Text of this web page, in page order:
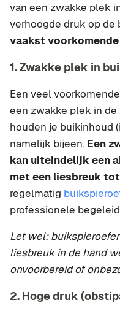
van een zwakke plek
verhoogde druk op de
vaakst
1. Zwakke plek in
Een veel
een zwakke plek in
houden je buikinhoud
namelijk bijeen. Een
kan uiteindelijk een
met een liesbreuk
regelmatig
professionele
Let wel:
liesbreuk in de hand
onvoorbereid of
2. Hoge druk